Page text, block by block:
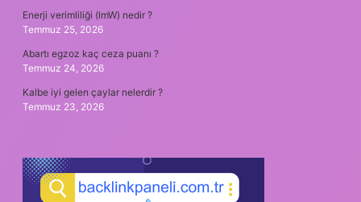
Enerji verimliliği (lmW) nedir ?
Temmuz 25, 2026
Abartı egzoz kaç ceza puanı ?
Temmuz 24, 2026
Kalbe iyi gelen çaylar nelerdir ?
Temmuz 23, 2026